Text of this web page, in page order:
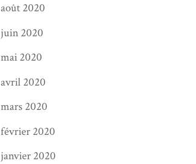
août 2020
juin 2020
mai 2020
avril 2020
mars 2020
février 2020
janvier 2020